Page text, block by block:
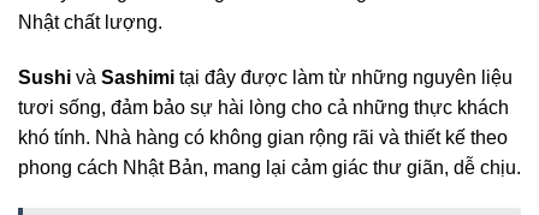
Nhật chất lượng.
Sushi và Sashimi tại đây được làm từ những nguyên liệu
tươi sống, đảm bảo sự hài lòng cho cả những thực khách
khó tính. Nhà hàng có không gian rộng rãi và thiết kế theo
phong cách Nhật Bản, mang lại cảm giác thư giãn, dễ chịu.